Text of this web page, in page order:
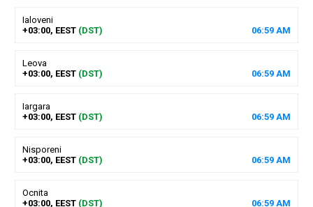
Ialoveni
+03:00, EEST (DST) 06:59 AM
Leova
+03:00, EEST (DST) 06:59 AM
Iargara
+03:00, EEST (DST) 06:59 AM
Nisporeni
+03:00, EEST (DST) 06:59 AM
Ocnita
+03:00, EEST (DST) 06:59 AM